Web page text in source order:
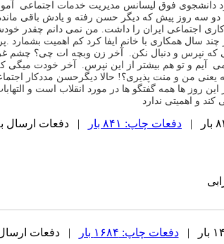
دانشجوی فوق لیسانس مدیریت خدمات اجتماعی
دو سه روز پیش که دیگر حسن رفته و یادش باقی
اجتماعی ایران را داشت‪ . من نمی دانم چقدر
چند سال همکاری با خانم ایفا کرد کم اهمیت بشمارد ‪.
که نپرس و دنبال نکن‪ . آخر زن وبچه ات چی؟ چشم
آیم و تو هم بیشتر از این نپرس‪ . آخر خودت میگی
یعنی من و منت پذیری؟! حالا دیگرحسن مددکار
روز ها همه گفتگو ها در مورد انقلاب است و
و اهمیتی ندارد
دفعات چاپ: ۸۴۱ بار | دفعات ارسال به
دفعات چاپ: ۱۶۸۴ بار | دفعات ارسال به